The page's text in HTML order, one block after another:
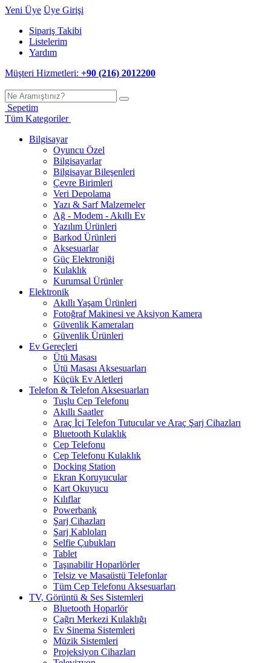
Yeni Üye Üye Girişi
Sipariş Takibi
Listelerim
Yardım
Müşteri Hizmetleri: +90 (216) 2012200
Sepetim
Tüm Kategoriler
Bilgisayar
Oyuncu Özel
Bilgisayarlar
Bilgisayar Bileşenleri
Çevre Birimleri
Veri Depolama
Yazı & Sarf Malzemeler
Ağ - Modem - Akıllı Ev
Yazılım Ürünleri
Barkod Ürünleri
Aksesuarlar
Güç Elektroniği
Kulaklık
Kurumsal Ürünler
Elektronik
Akıllı Yaşam Ürünleri
Fotoğraf Makinesi ve Aksiyon Kamera
Güvenlik Kameraları
Güvenlik Ürünleri
Ev Gereçleri
Ütü Masası
Ütü Masası Aksesuarları
Küçük Ev Aletleri
Telefon & Telefon Aksesuarları
Tuşlu Cep Telefonu
Akıllı Saatler
Araç İçi Telefon Tutucular ve Araç Şarj Cihazları
Bluetooth Kulaklık
Cep Telefonu
Cep Telefonu Kulaklık
Docking Station
Ekran Koruyucular
Kart Okuyucu
Kılıflar
Powerbank
Şarj Cihazları
Şarj Kabloları
Selfie Çubukları
Tablet
Taşınabilir Hoparlörler
Telsiz ve Masaüstü Telefonlar
Tüm Cep Telefonu Aksesuarları
TV, Görüntü & Ses Sistemleri
Bluetooth Hoparlör
Çağrı Merkezi Kulaklığı
Ev Sinema Sistemleri
Müzik Sistemleri
Projeksiyon Cihazları